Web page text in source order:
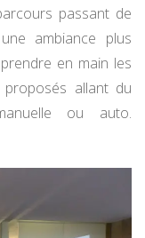
passant de
ambiance plus
en main les
allant du
ou auto.